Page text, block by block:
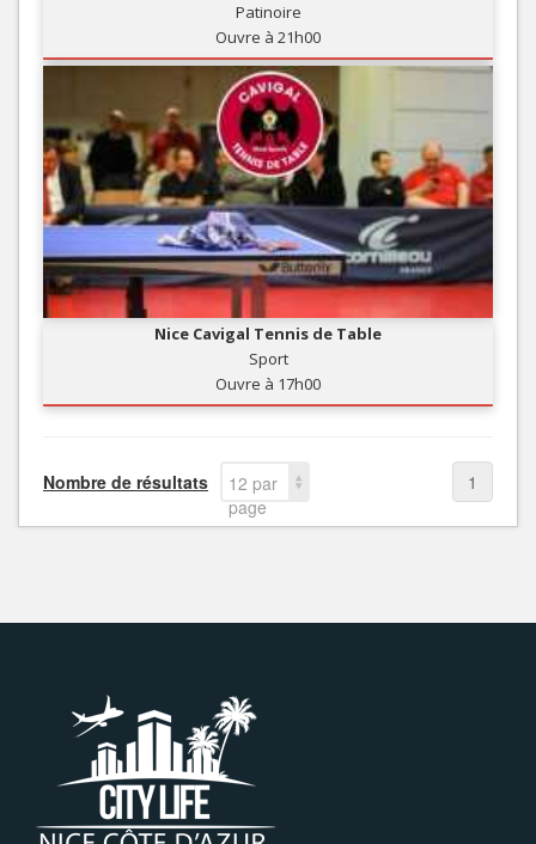
Patinoire
Ouvre à 21h00
Nice Cavigal Tennis de Table
Sport
Ouvre à 17h00
Nombre de résultats
12 par
page
1